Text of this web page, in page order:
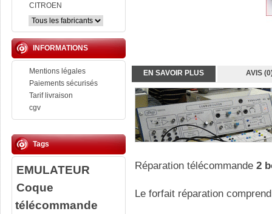
CITROEN
INFORMATIONS
Mentions légales
Paiements sécurisés
Tarif livraison
cgv
Tags
EMULATEUR
Coque
télécommande
EN SAVOIR PLUS AVIS
Réparation télécommande 2
Le forfait réparation